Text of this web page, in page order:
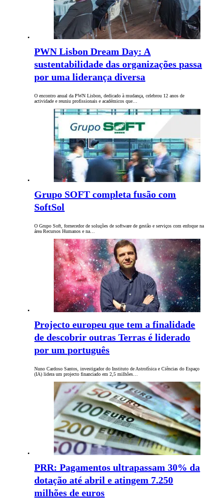
PWN Lisbon Dream Day: A
sustentabilidade das organizações passa
por uma liderança diversa
O encontro anual da PWN Lisbon, dedicado à mudança, celebrou 12 anos de
actividade e reuniu profissionais e académicos que…
Grupo SOFT completa fusão com
SoftSol
O Grupo Soft, fornecedor de soluções de software de gestão e serviços com enfoque na
área Recursos Humanos e na…
Projecto europeu que tem a finalidade
de descobrir outras Terras é liderado
por um português
Nuno Cardoso Santos, investigador do Instituto de Astrofísica e Ciências do Espaço
(IA) lidera um projecto financiado em 2,5 milhões…
PRR: Pagamentos ultrapassam 30% da
dotação até abril e atingem 7.250
milhões de euros